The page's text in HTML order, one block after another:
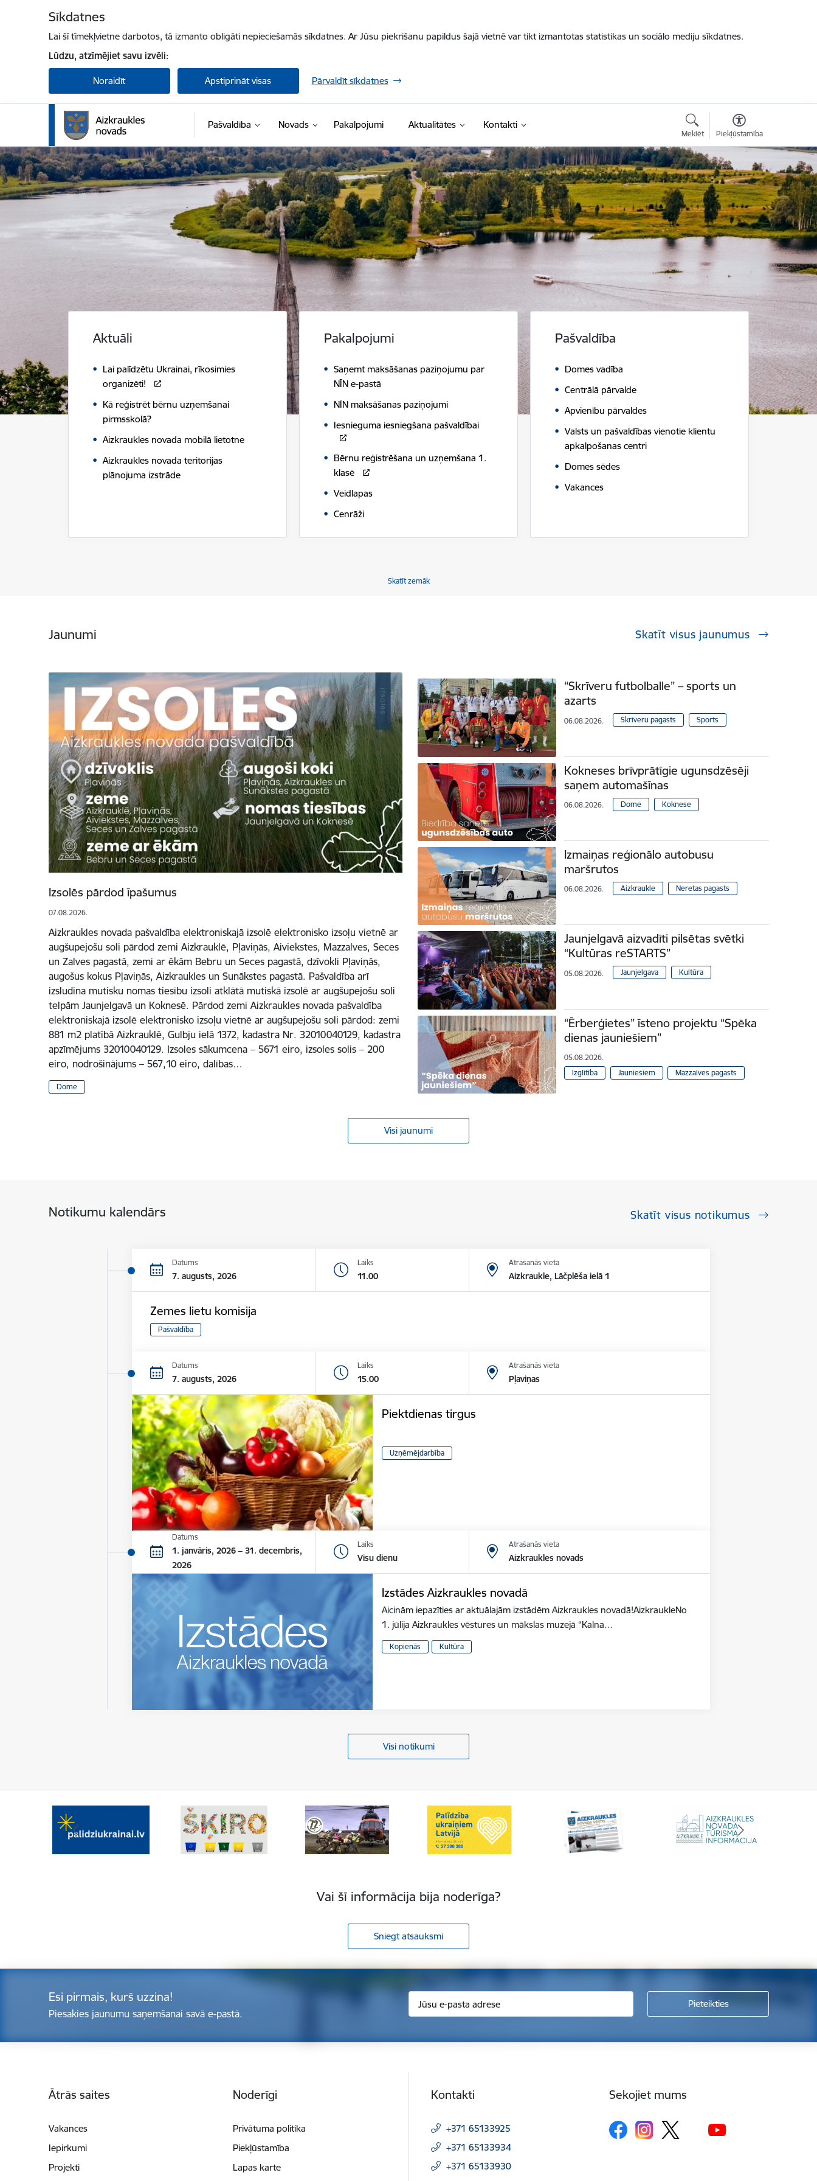
Sīkdatnes
Lai šī tīmekļvietne darbotos, tā izmanto obligāti nepieciešamās sīkdatnes. Ar Jūsu piekrišanu papildus šajā vietnē var tikt izmantotas statistikas un sociālo mediju sīkdatnes.
Lūdzu, atzīmējiet savu izvēli:
Noraidīt Apstiprināt visas Pārvaldīt sīkdatnes
Pašvaldība Novads Pakalpojumi Aktualitātes Kontakti
Meklēt Piekļūstamība
Aizkraukles novada pašvaldība
Aktuāli
Lai palīdzētu Ukrainai, rīkosimies
organizēti!
Kā reģistrēt bērnu uzņemšanai
pirmsskolā?
Aizkraukles novada mobilā lietotne
Aizkraukles novada teritorijas
plānojuma izstrāde
Pakalpojumi
Saņemt maksāšanas paziņojumu par
NĪN e-pastā
NĪN maksāšanas paziņojumi
Iesnieguma iesniegšana pašvaldībai
Bērnu reģistrēšana un uzņemšana 1.
klasē
Veidlapas
Cenrāži
Pašvaldība
Domes vadība
Centrālā pārvalde
Apvienību pārvaldes
Valsts un pašvaldības vienotie klientu
apkalpošanas centri
Domes sēdes
Vakances
Skatīt zemāk
Jaunumi Skatīt visus jaunumus
Izsolēs pārdod īpašumus
07.08.2026.
Aizkraukles novada pašvaldība elektroniskajā izsolē elektronisko izsoļu vietnē ar
augšupejošu soli pārdod zemi Aizkrauklē, Pļaviņās, Aiviekstes, Mazzalves, Seces
un Zalves pagastā, zemi ar ēkām Bebru un Seces pagastā, dzīvokli Pļaviņās,
augošus kokus Pļaviņās, Aizkraukles un Sunākstes pagastā. Pašvaldība arī
izsludina mutisku nomas tiesību izsoli atklātā mutiskā izsolē ar augšupejošu soli
telpām Jaunjelgavā un Koknesē. Pārdod zemi Aizkraukles novada pašvaldība
elektroniskajā izsolē elektronisko izsoļu vietnē ar augšupejošu soli pārdod: zemi
881 m2 platībā Aizkrauklē, Gulbju ielā 1372, kadastra Nr. 32010040129, kadastra
apzīmējums 32010040129. Izsoles sākumcena – 5671 eiro, izsoles solis – 200
eiro, nodrošinājums – 567,10 eiro, dalības…
Dome
“Skrīveru futbolballe” – sports un
azarts
06.08.2026. Skrīveru pagasts Sports
Kokneses brīvprātīgie ugunsdzēsēji
saņem automašīnas
06.08.2026. Dome Koknese
Izmaiņas reģionālo autobusu
maršrutos
06.08.2026. Aizkraukle Neretas pagasts
Jaunjelgavā aizvadīti pilsētas svētki
“Kultūras reSTARTS”
05.08.2026. Jaunjelgava Kultūra
“Ērberģietes” īsteno projektu “Spēka
dienas jauniešiem”
05.08.2026.
Izglītība
Jauniešiem Mazzalves pagasts
Visi jaunumi
Notikumu kalendārs Skatīt visus notikumus
Datums
7. augusts, 2026
Laiks
11.00
Atrašanās vieta
Aizkraukle, Lāčplēša ielā 1
Zemes lietu komisija
Pašvaldība
Datums
7. augusts, 2026
Laiks
15.00
Atrašanās vieta
Pļaviņas
Piektdienas tirgus
Uzņēmējdarbība
Datums
1. janvāris, 2026 – 31. decembris,
2026
Laiks
Visu dienu
Atrašanās vieta
Aizkraukles novads
Izstādes Aizkraukles novadā
Aicinām iepazīties ar aktuālajām izstādēm Aizkraukles novadā!AizkraukleNo
1. jūlija Aizkraukles vēstures un mākslas muzejā “Kalna…
Kopienās Kultūra
Visi notikumi
Vai šī informācija bija noderīga?
Sniegt atsauksmi
Esi pirmais, kurš uzzina!
Piesakies jaunumu saņemšanai savā e-pastā.
Ātrās saites
Vakances
Iepirkumi
Projekti
Noderīgi
Privātuma politika
Piekļūstamība
Lapas karte
Kontakti
+371 65133925
+371 65133934
+371 65133930
Sekojiet mums